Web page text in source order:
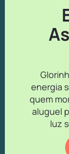
energia
quem
aluguel
luz